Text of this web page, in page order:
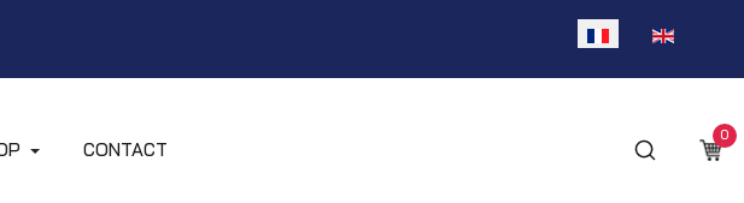
Sélectionnez votre
CONTACT Type 2 or
0